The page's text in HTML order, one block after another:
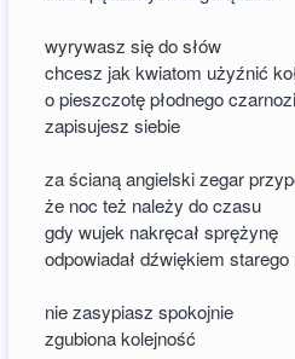
wyrywasz się do słów
chcesz jak kwiatom użyźnić
o pieszczotę płodnego
zapisujesz siebie
za ścianą angielski zegar
że noc też należy do czasu
gdy wujek nakręcał sprężynę
odpowiadał dźwiękiem
nie zasypiasz spokojnie
zgubiona kolejność